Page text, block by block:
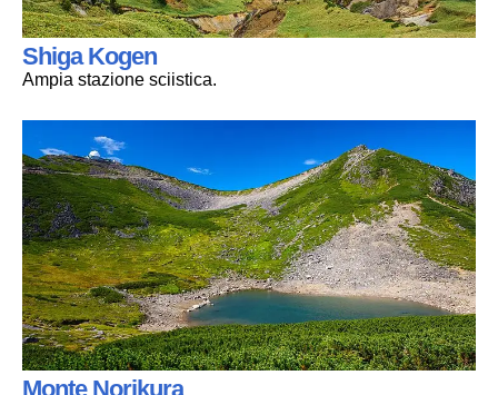
Shiga Kogen
Ampia stazione sciistica.
Monte Norikura